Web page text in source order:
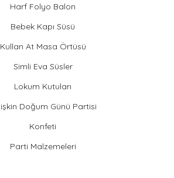
Harf Folyo Balon
Bebek Kapı Süsü
Kullan At Masa Örtüsü
Simli Eva Süsler
Lokum Kutuları
Doğum Günü Partisi
Konfeti
Parti Malzemeleri